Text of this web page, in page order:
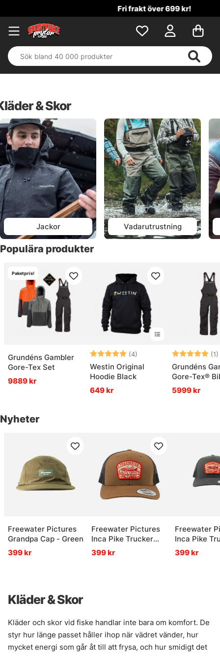
Fri frakt över 699 kr!
& Skor
Jackor Vadarutrustning
Populära produkter
Paketpris!
Grundéns Gambler
Gore-Tex Set
9889 kr
Betyg: (4)
5.0 utav 5 stjärnor
Westin Original
Hoodie Black
649 kr
Betyg: (1)
Grundéns
Gore-Tex®
Anchor
5999 kr
Nyheter
Freewater Pictures
Grandpa Cap - Green
399 kr
Freewater Pictures
Inca Pike Trucker
Cap - Brown/Black
399 kr
Freewater
Inca Pike
Cap - Grey
399 kr
Kläder & Skor
Kläder och skor vid fiske handlar inte bara om komfort. De
styr hur länge passet håller ihop när vädret vänder, hur
mycket energi som går åt till att frysa, och hur smidigt det